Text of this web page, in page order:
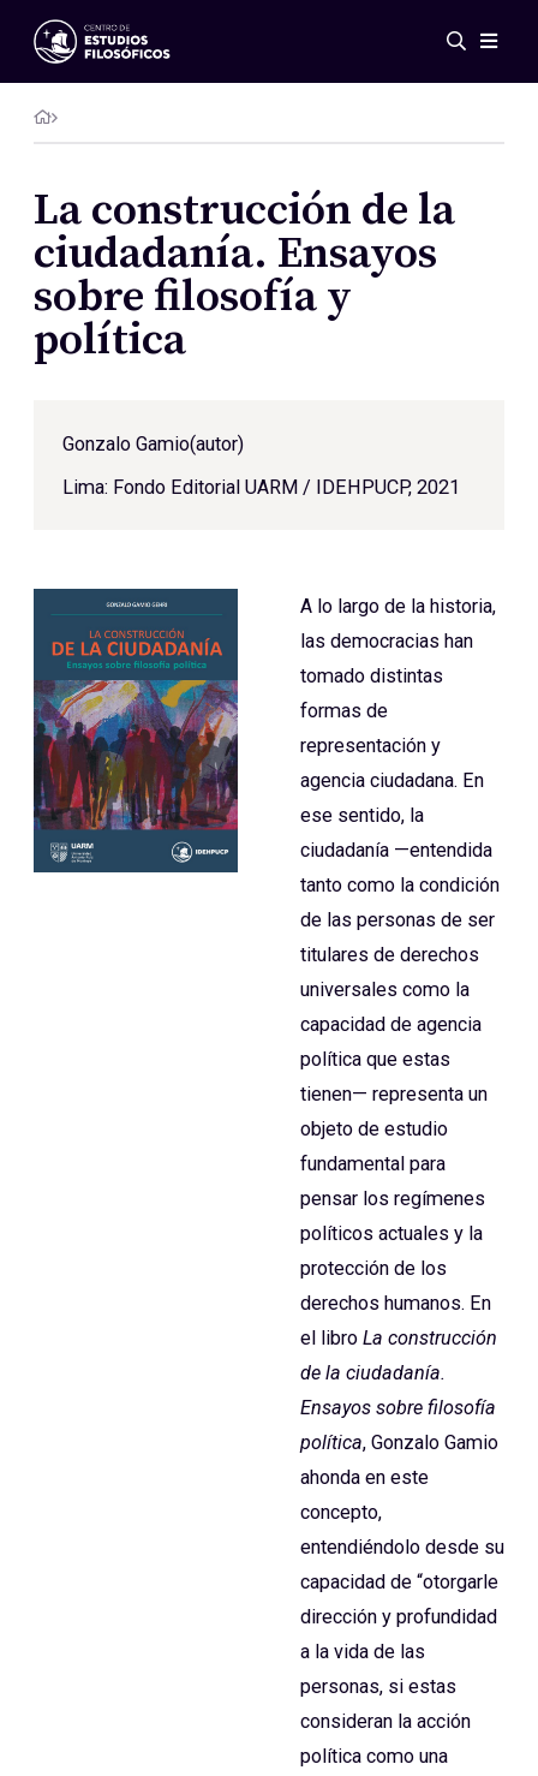
Eventos
Novedades
Investigación
Publicaciones
Galería
ES
EN
Acerca de nosotros
Miembros
La construcción de la
ciudadanía. Ensayos
sobre filosofía y
política
Gonzalo Gamio(autor)
Lima: Fondo Editorial UARM / IDEHPUCP, 2021
A lo largo de la historia,
las democracias han
tomado distintas
formas de
representación y
agencia ciudadana. En
ese sentido, la
ciudadanía —entendida
tanto como la condición
de las personas de ser
titulares de derechos
universales como la
capacidad de agencia
política que estas
tienen— representa un
objeto de estudio
fundamental para
pensar los regímenes
políticos actuales y la
protección de los
derechos humanos. En
el libro La construcción
de la ciudadanía.
Ensayos sobre filosofía
política, Gonzalo Gamio
ahonda en este
concepto,
entendiéndolo desde su
capacidad de “otorgarle
dirección y profundidad
a la vida de las
personas, si estas
consideran la acción
política como una